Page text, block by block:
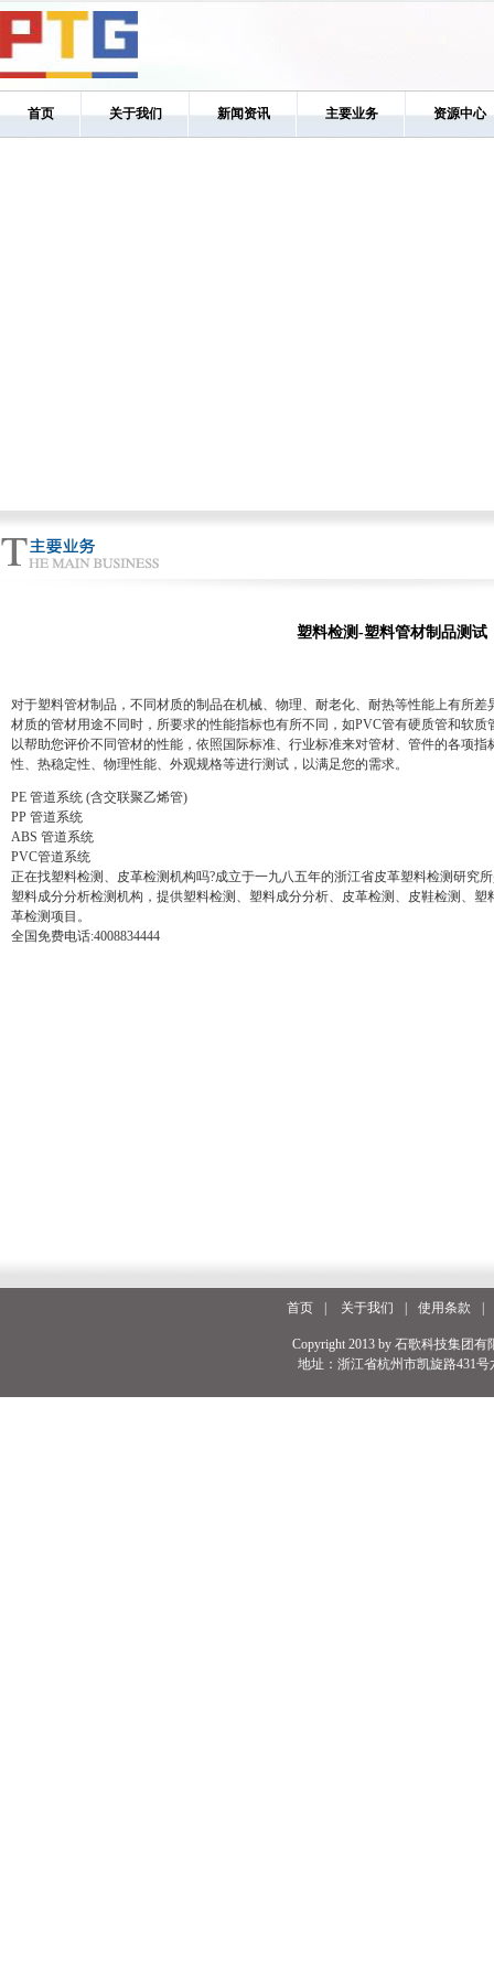
首页 关于我们 新闻资讯 主要业务 资源中心
塑料检测-塑料管材制品测试
对于塑料管材制品，不同材质的制品在机械、物理、耐老化、耐热等性能上有所
材质的管材用途不同时，所要求的性能指标也有所不同，如PVC管有硬质管和软
以帮助您评价不同管材的性能，依照国际标准、行业标准来对管材、管件的各项
性、热稳定性、物理性能、外观规格等进行测试，以满足您的需求。
PE 管道系统 (含交联聚乙烯管)
PP 管道系统
ABS 管道系统
PVC管道系统
正在找塑料检测、皮革检测机构吗?成立于一九八五年的浙江省皮革塑料检测研究
塑料成分分析检测机构，提供塑料检测、塑料成分分析、皮革检测、皮鞋检测、
革检测项目。
全国免费电话:4008834444
首页 关于我们 使用条款
Copyright 2013 by 石歌科技集团
地址：浙江省杭州市凯旋路431号